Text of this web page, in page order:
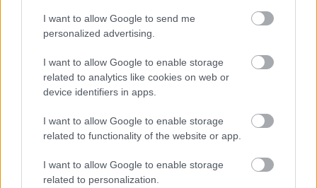
I want to allow Google to send me
personalized advertising.
I want to allow Google to enable storage
related to analytics like cookies on web or
device identifiers in apps.
I want to allow Google to enable storage
related to functionality of the website or app.
I want to allow Google to enable storage
related to personalization.
Itt állíthatod be, hogy a Csakfoci az elsők
Tetszett a cikk? Megosztanád?
Link másolása Email küldés